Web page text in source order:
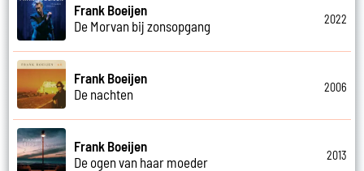
Frank Boeijen
De Morvan bij zonsopgang
2022
Frank Boeijen
De nachten
2006
Frank Boeijen
De ogen van haar moeder
2013